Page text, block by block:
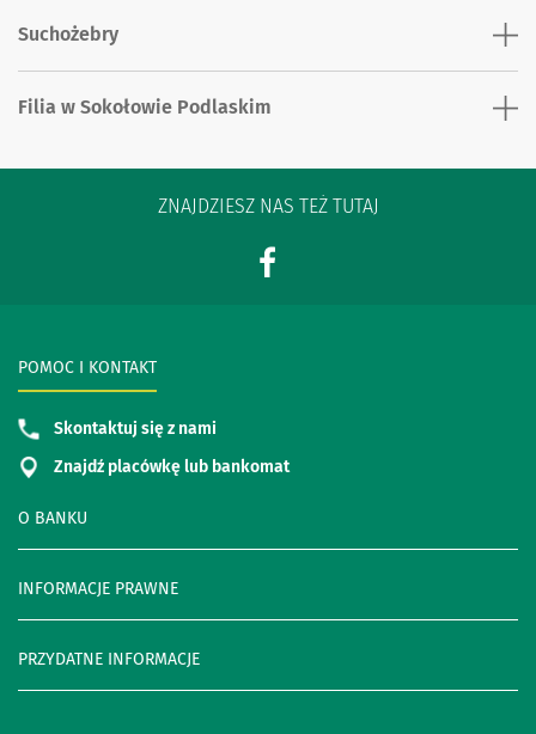
Suchożebry
Filia w Sokołowie Podlaskim
ZNAJDZIESZ NAS TEŻ TUTAJ
O BANKU
INFORMACJE PRAWNE
PRZYDATNE INFORMACJE
POMOC I KONTAKT
Skontaktuj się z nami
Znajdź placówkę lub bankomat